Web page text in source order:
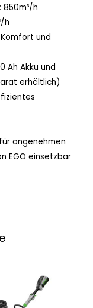
850m³/h
h
und
Ah Akku und
erhältlich)
angenehmen
EGO einsetzbar